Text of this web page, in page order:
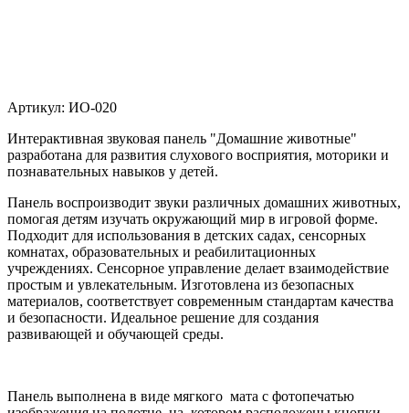
Артикул: ИО-020
Интерактивная звуковая панель "Домашние животные"
разработана для развития слухового восприятия, моторики и
познавательных навыков у детей.
Панель воспроизводит звуки различных домашних животных,
помогая детям изучать окружающий мир в игровой форме.
Подходит для использования в детских садах, сенсорных
комнатах, образовательных и реабилитационных
учреждениях. Сенсорное управление делает взаимодействие
простым и увлекательным. Изготовлена из безопасных
материалов, соответствует современным стандартам качества
и безопасности. Идеальное решение для создания
развивающей и обучающей среды.
Панель выполнена в виде мягкого мата с фотопечатью